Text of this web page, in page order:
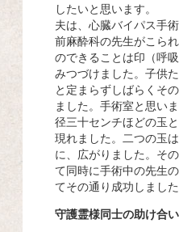
したいと思います。
夫は、心臓バイパス手
前麻酔科の先生がこら
のできることは印（呼
みつづけました。子供
と定まらずしばらくそ
ました。手術室と思い
径三十センチほどの玉
現れました。二つの玉
に、広がりました。そ
て同時に手術中の先生
てその通り成功しまし
守護霊様同士の助け合